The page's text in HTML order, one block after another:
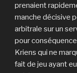
prenaient
manche décisive
arbitrale sur un
pour
Kriens qui ne
fait de jeu ayant